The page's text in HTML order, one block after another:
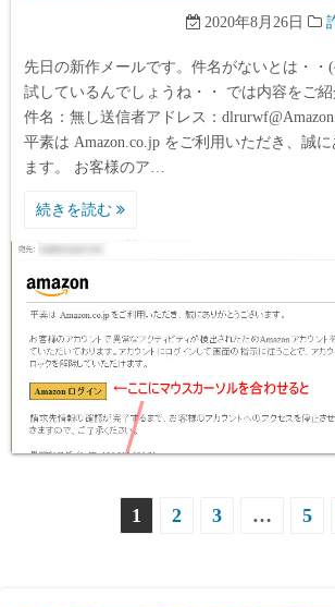
2020年8月26日
先日の新作メールです。件名がないとは・・
試しているんでしょうね・・ では内容をご紹
件名：無し送信者アドレス：
平素は Amazon.co.jp をご利用いただき、誠
ます。 お客様のア…
続きを読む
1 2 3 … 5